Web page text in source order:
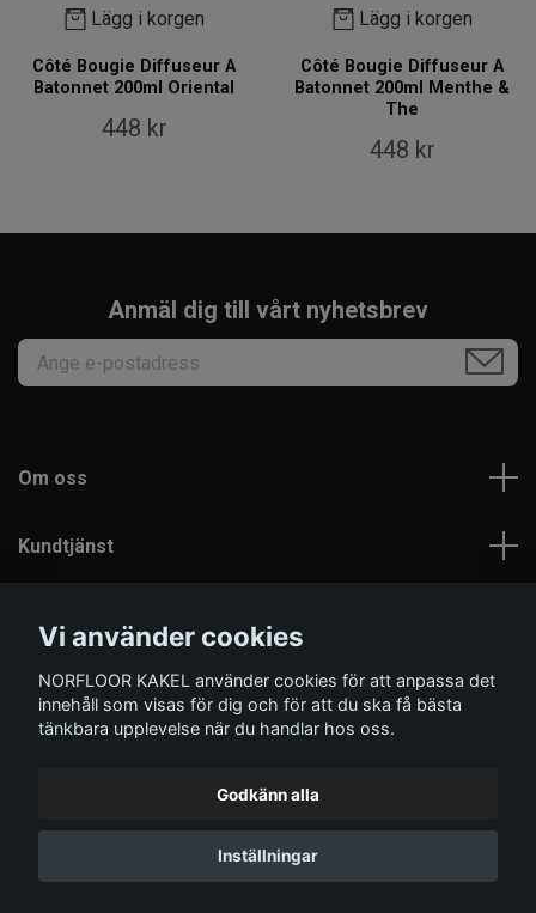
Lägg i korgen
Côté Bougie Diffuseur A
Batonnet 200ml Oriental
448 kr
Lägg i korgen
Côté Bougie Diffuseur A
Batonnet 200ml Menthe &
The
448 kr
Anmäl dig till vårt nyhetsbrev
Om oss
Kundtjänst
Sociala medier
© 2026 Norfloor Kakel
Vi använder cookies
NORFLOOR KAKEL använder cookies för att anpassa det
innehåll som visas för dig och för att du ska få bästa
tänkbara upplevelse när du handlar hos oss.
Godkänn alla
Inställningar